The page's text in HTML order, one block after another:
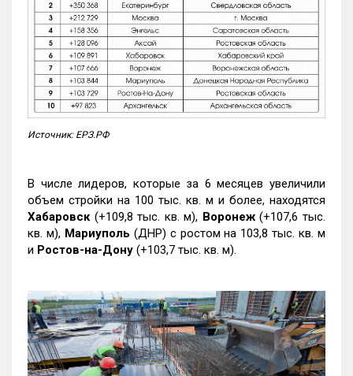
Источник: ЕРЗ.РФ
В числе лидеров, которые за 6 месяцев увеличили
объем стройки на 100 тыс. кв. м и более, находятся
Хабаровск (+109,8 тыс. кв. м), Воронеж(+107,6 тыс.
кв. м), Мариуполь (ДНР) с ростом на 103,8 тыс. кв. м
и Ростов-на-Дону (+103,7 тыс. кв. м).